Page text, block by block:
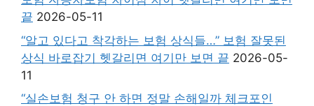
끝 2026-05-11
“알고 있다고 착각하는 보험 상식들…” 보험 잘못된
상식 바로잡기 헷갈리면 여기만 보면 끝 2026-05-
11
“실손보험 청구 안 하면 정말 손해일까 체크포인